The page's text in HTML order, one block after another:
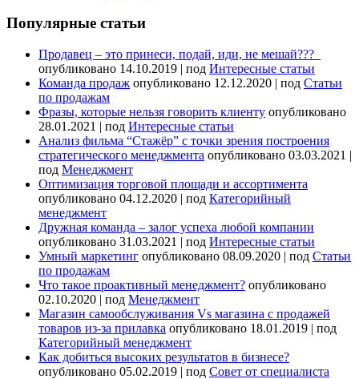
Популярные статьи
Продавец – это принеси, подай, иди, не мешай???
опубликовано 14.10.2019 | под Интересные статьи
Команда продаж опубликовано 12.12.2020 | под Статьи
по продажам
Фразы, которые нельзя говорить клиенту опубликовано
28.01.2021 | под Интересные статьи
Анализ фильма “Стажёр” с точки зрения построения
стратегического менеджмента опубликовано 03.03.2021 |
под Менеджмент
Оптимизация торговой площади и ассортимента
опубликовано 04.12.2020 | под Категорийный
менеджмент
Дружная команда – залог успеха любой компании
опубликовано 31.03.2021 | под Интересные статьи
Умный маркетинг опубликовано 08.09.2020 | под Статьи
по продажам
Что такое проактивный менеджмент? опубликовано
02.10.2020 | под Менеджмент
Магазин самообслуживания Vs магазина с продажей
товаров из-за прилавка опубликовано 18.01.2019 | под
Категорийный менеджмент
Как добиться высоких результатов в бизнесе?
опубликовано 05.02.2019 | под Совет от специалиста